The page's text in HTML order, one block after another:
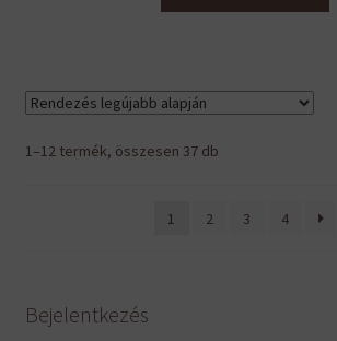
1–12 termék, összesen 37 dbSorted
1
2 3 4
Bejelentkezés